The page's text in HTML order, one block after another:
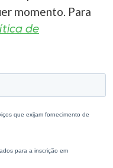
momento. Para
de